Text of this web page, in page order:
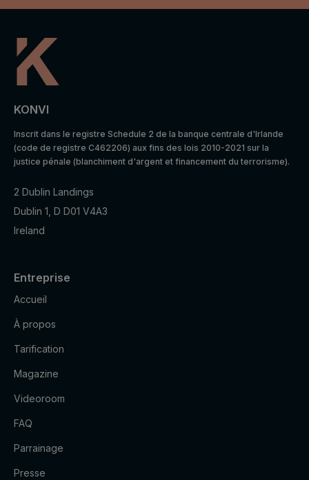
KONVI
Inscrit dans le registre Schedule 2 de la banque centrale d'Irlande
(code de registre C462206) aux fins des lois 2010-2021 sur la
justice pénale (blanchiment d'argent et financement du terrorisme).
2 Dublin Landings
Dublin 1, D D01 V4A3
Ireland
Entreprise
Accueil
À propos
Tarification
Magazine
Videoroom
FAQ
Parrainage
Presse